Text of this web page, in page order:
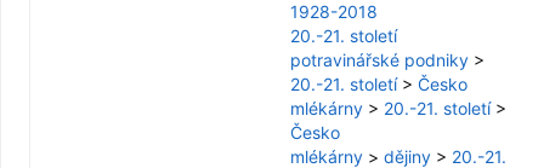
1928-2018
20.-21. století
potravinářské podniky >
20.-21. století> Česko
mlékárny > 20.-21. století>
Česko
mlékárny > dějiny > 20.-21.